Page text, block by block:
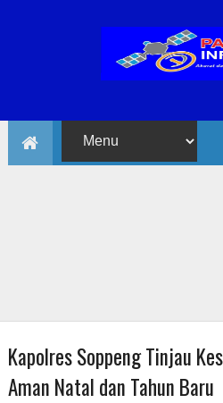
Kapolres Soppeng Tinjau
Aman Natal dan Tahun Baru